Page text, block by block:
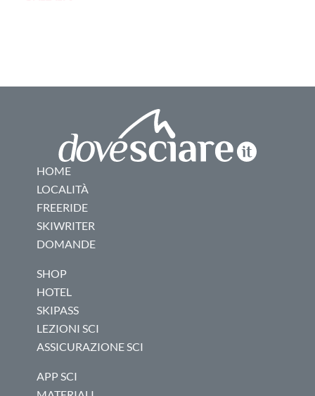
HOME
LOCALITÀ
FREERIDE
SKIWRITER
DOMANDE
SHOP
HOTEL
SKIPASS
LEZIONI SCI
ASSICURAZIONE SCI
APP SCI